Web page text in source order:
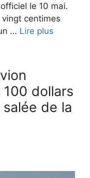
le 10 mai.
centimes
… Lire plus
dollars
de la